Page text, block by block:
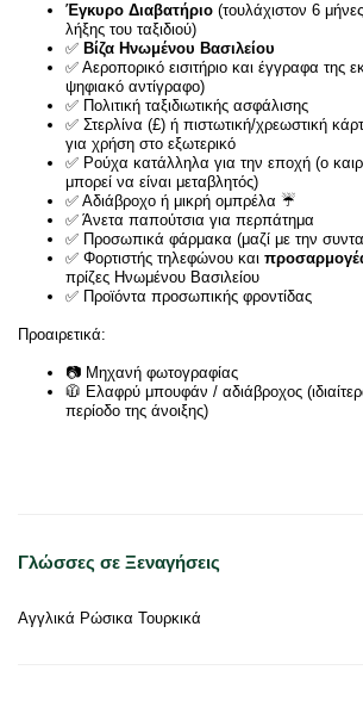
Έγκυρο Διαβατήριο (τουλάχιστον 6
λήξης του ταξιδιού)
✅ Βίζα Ηνωμένου Βασιλείου
✅ Αεροπορικό εισιτήριο και έγγραφα της
ψηφιακό αντίγραφο)
✅ Πολιτική ταξιδιωτικής ασφάλισης
✅ Στερλίνα (£) ή πιστωτική/χρεωστική
για χρήση στο εξωτερικό
✅ Ρούχα κατάλληλα για την εποχή (ο
μπορεί να είναι μεταβλητός)
✅ Αδιάβροχο ή μικρή ομπρέλα ☔
✅ Άνετα παπούτσια για περπάτημα
✅ Προσωπικά φάρμακα (μαζί με την
✅ Φορτιστής τηλεφώνου και
πρίζες Ηνωμένου Βασιλείου
✅ Προϊόντα προσωπικής φροντίδας
Προαιρετικά:
📷 Μηχανή φωτογραφίας
🧥 Ελαφρύ μπουφάν / αδιάβροχος
περίοδο της άνοιξης)
Γλώσσες σε Ξεναγήσεις
Αγγλικά Ρώσικα Τουρκικά